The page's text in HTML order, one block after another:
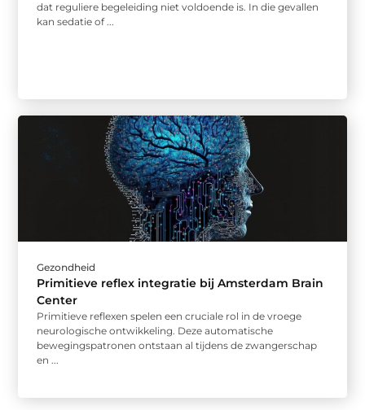
dat reguliere begeleiding niet voldoende is. In die gevallen
kan sedatie of ...
Gezondheid
Primitieve reflex integratie bij Amsterdam Brain
Center
Primitieve reflexen spelen een cruciale rol in de vroege
neurologische ontwikkeling. Deze automatische
bewegingspatronen ontstaan al tijdens de zwangerschap
en ...